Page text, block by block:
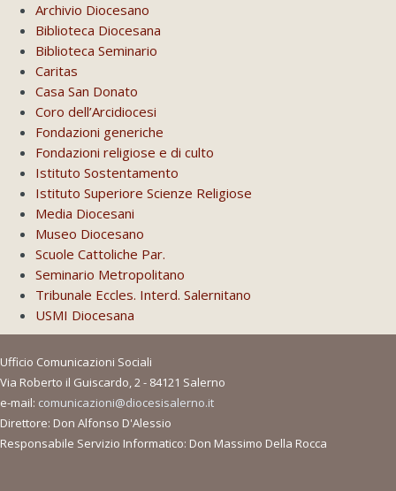
Archivio Diocesano
Biblioteca Diocesana
Biblioteca Seminario
Caritas
Casa San Donato
Coro dell’Arcidiocesi
Fondazioni generiche
Fondazioni religiose e di culto
Istituto Sostentamento
Istituto Superiore Scienze Religiose
Media Diocesani
Museo Diocesano
Scuole Cattoliche Par.
Seminario Metropolitano
Tribunale Eccles. Interd. Salernitano
USMI Diocesana
Ufficio Comunicazioni Sociali
Via Roberto il Guiscardo, 2 - 84121 Salerno
e-mail: comunicazioni@diocesisalerno.it
Direttore: Don Alfonso D'Alessio
Responsabile Servizio Informatico: Don Massimo Della Rocca